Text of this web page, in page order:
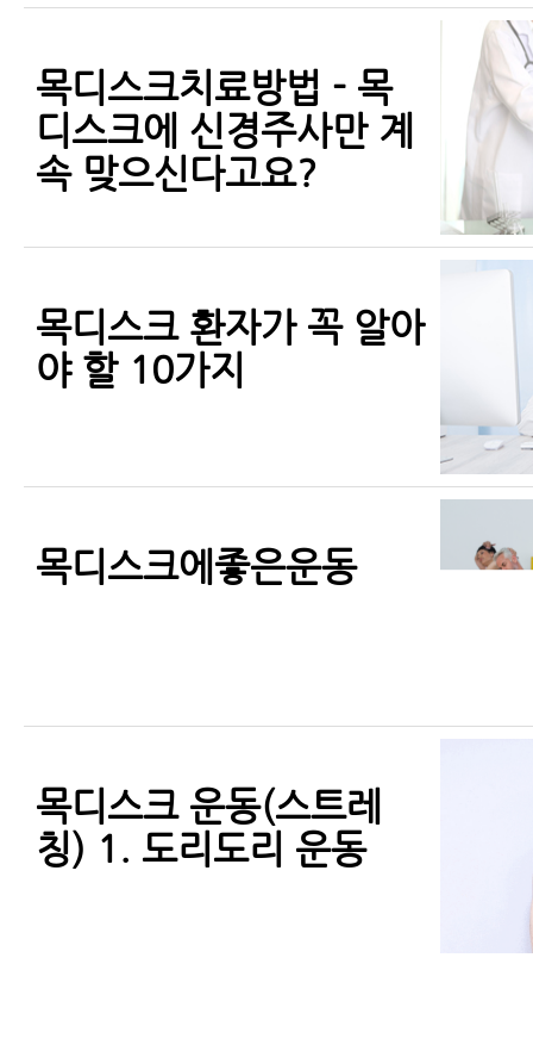
목디스크치료방법 - 목
디스크에 신경주사만 계
속 맞으신다고요?
목디스크 환자가 꼭 알아
야 할 10가지
목디스크에좋은운동
목디스크 운동(스트레
칭) 1. 도리도리 운동